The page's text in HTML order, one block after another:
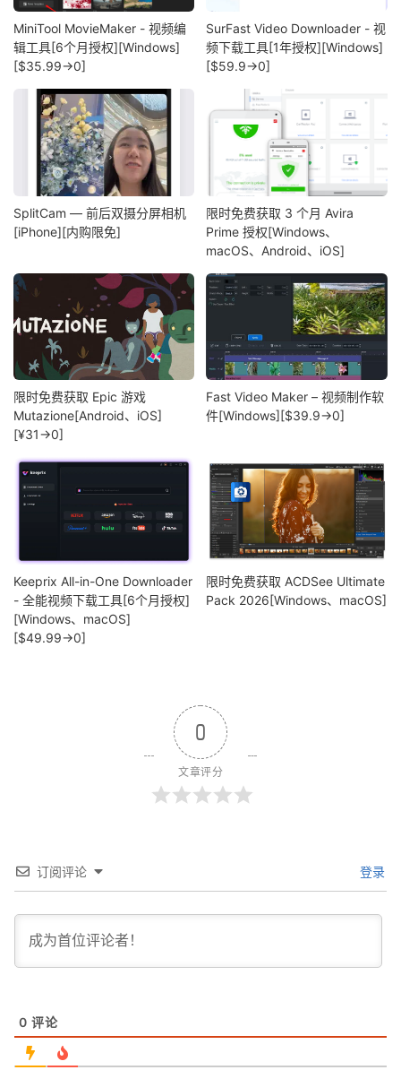
MiniTool MovieMaker - 视频编
辑工具[6个月授权][Windows]
[$35.99→0]
SurFast Video Downloader - 视
频下载工具[1年授权][Windows]
[$59.9→0]
SplitCam — 前后双摄分屏相机
[iPhone][内购限免]
限时免费获取 3 个月 Avira
Prime 授权[Windows、
macOS、Android、iOS]
限时免费获取 Epic 游戏
Mutazione[Android、iOS]
[¥31→0]
Fast Video Maker – 视频制作软
件[Windows][$39.9→0]
Keeprix All-in-One Downloader
- 全能视频下载工具[6个月授权]
[Windows、macOS]
[$49.99→0]
限时免费获取 ACDSee Ultimate
Pack 2026[Windows、macOS]
0
文章评分
订阅评论 登录
0 评论